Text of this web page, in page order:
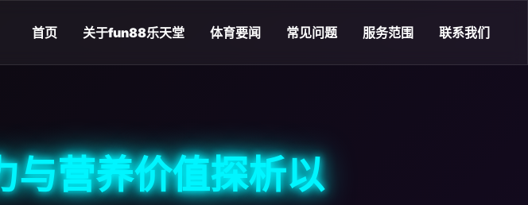
首页 关于fun88乐天堂 体育要闻 常见问题 服务范围 联系我们
与营养价值探析以